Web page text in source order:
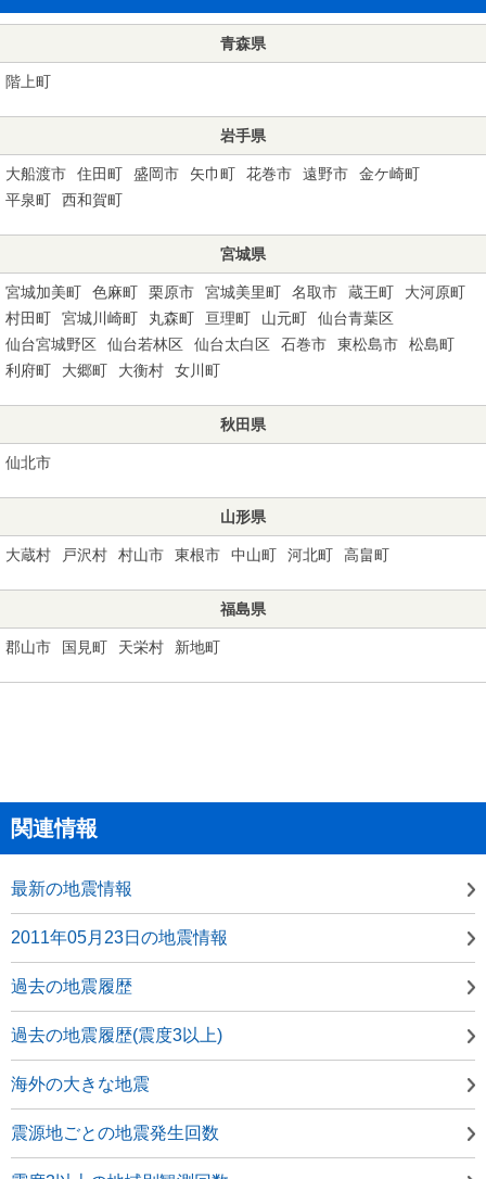
青森県
階上町
岩手県
大船渡市 住田町 盛岡市 矢巾町 花巻市 遠野市
金ケ崎町
平泉町
西和賀町
宮城県
宮城加美町 色麻町 栗原市 宮城美里町 名取市 蔵王町
大河原町
村田町
宮城川崎町 丸森町 亘理町 山元町
仙台青葉区
仙台宮城野区
仙台若林区 仙台太白区 石巻市 東松島市
松島町
利府町
大郷町 大衡村 女川町
秋田県
仙北市
山形県
大蔵村 戸沢村 村山市 東根市 中山町 河北町 高畠町
福島県
郡山市 国見町 天栄村 新地町
関連情報
最新の地震情報
2011年05月23日の地震情報
過去の地震履歴
過去の地震履歴(震度3以上)
海外の大きな地震
震源地ごとの地震発生回数